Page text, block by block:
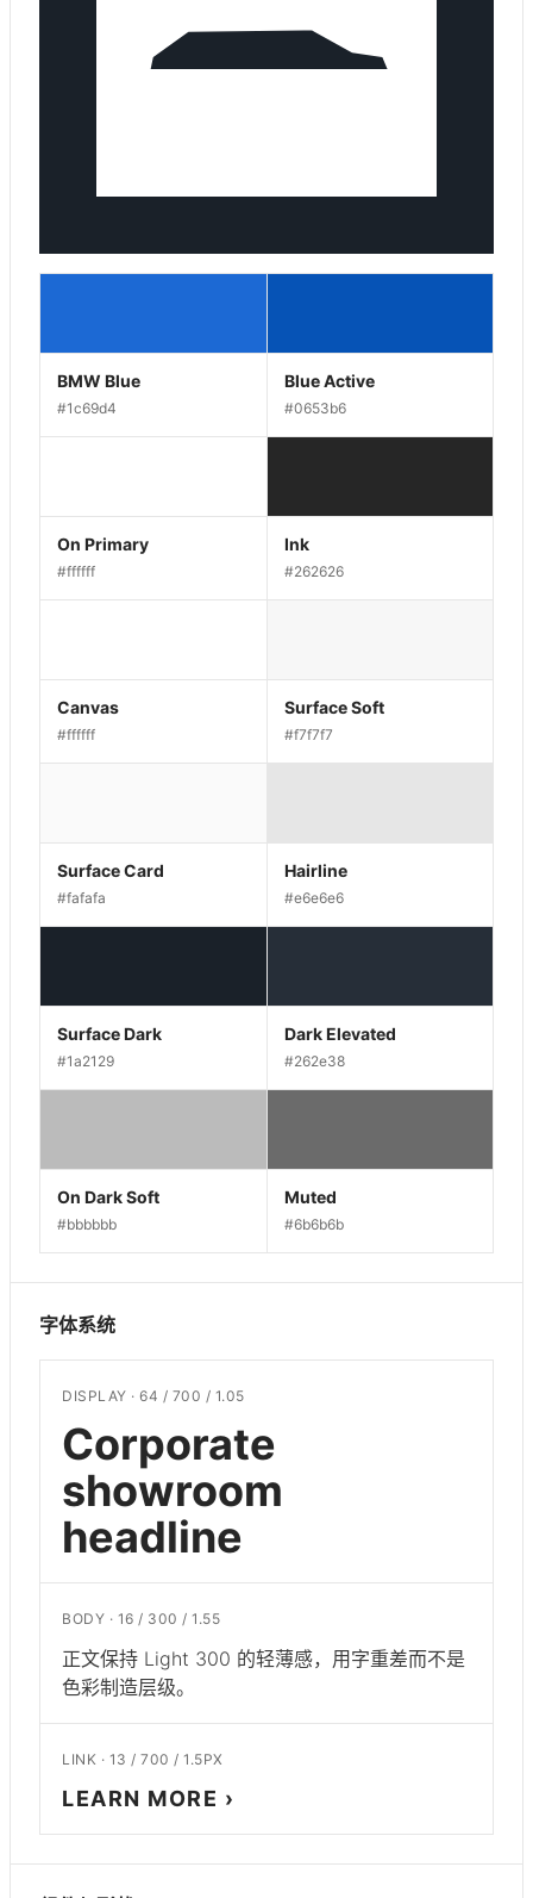
BMW Blue
#1c69d4
Blue Active
#0653b6
On Primary
#ffffff
Ink
#262626
Canvas
#ffffff
Surface Soft
#f7f7f7
Surface Card
#fafafa
Hairline
#e6e6e6
Surface Dark
#1a2129
Dark Elevated
#262e38
On Dark Soft
#bbbbbb
Muted
#6b6b6b
字体系统
DISPLAY · 64 / 700 / 1.05
Corporate
showroom
headline
BODY · 16 / 300 / 1.55
正文保持 Light 300 的轻薄感，用字重差而不是
色彩制造层级。
LINK · 13 / 700 / 1.5PX
LEARN MORE ›